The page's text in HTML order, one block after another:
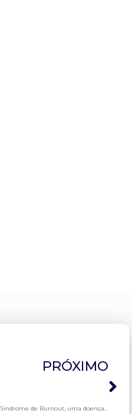
PRÓXIMO
Síndrome de Burnout, uma doença do trabalho